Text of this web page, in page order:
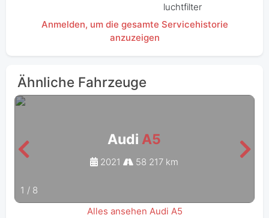
luchtfilter
Anmelden, um die gesamte Servicehistorie
anzuzeigen
Ähnliche Fahrzeuge
Audi A5
2021 58 217 km
1 / 8
Alles ansehen Audi A5